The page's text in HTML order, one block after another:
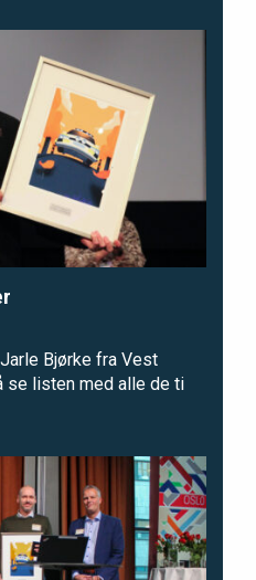
Bjørke fra Vest
se listen med alle de ti